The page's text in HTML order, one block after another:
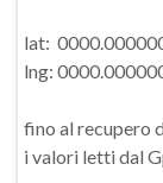
lat:
lng:
fino al recupero
i valori letti dal